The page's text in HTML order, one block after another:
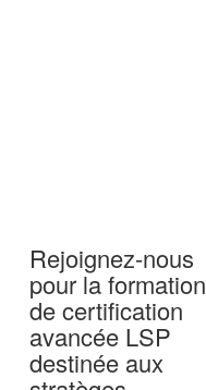
Rejoignez-nous
pour la formation
de certification
avancée LSP
destinée aux